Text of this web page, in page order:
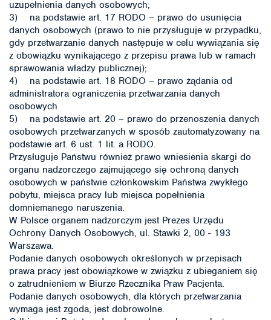
uzupełnienia danych osobowych;
3) na podstawie art. 17 RODO – prawo do usunięcia
danych osobowych (prawo to nie przysługuje w przypadku,
gdy przetwarzanie danych następuje w celu wywiązania się
z obowiązku wynikającego z przepisu prawa lub w ramach
sprawowania władzy publicznej);
4) na podstawie art. 18 RODO – prawo żądania od
administratora ograniczenia przetwarzania danych
osobowych
5) na podstawie art. 20 – prawo do przenoszenia danych
osobowych przetwarzanych w sposób zautomatyzowany na
podstawie art. 6 ust. 1 lit. a RODO.
Przysługuje Państwu również prawo wniesienia skargi do
organu nadzorczego zajmującego się ochroną danych
osobowych w państwie członkowskim Państwa zwykłego
pobytu, miejsca pracy lub miejsca popełnienia
domniemanego naruszenia.
W Polsce organem nadzorczym jest Prezes Urzędu
Ochrony Danych Osobowych, ul. Stawki 2, 00 - 193
Warszawa.
Podanie danych osobowych określonych w przepisach
prawa pracy jest obowiązkowe w związku z ubieganiem się
o zatrudnieniem w Biurze Rzecznika Praw Pacjenta.
Podanie danych osobowych, dla których przetwarzania
wymaga jest zgoda, jest dobrowolne.